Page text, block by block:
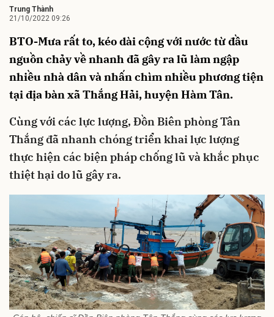
Trung Thành
21/10/2022 09:26
BTO-Mưa rất to, kéo dài cộng với nước từ đầu
nguồn chảy về nhanh đã gây ra lũ làm ngập
nhiều nhà dân và nhấn chìm nhiều phương tiện
tại địa bàn xã Thắng Hải, huyện Hàm Tân.
Cùng với các lực lượng, Đồn Biên phòng Tân
Thắng đã nhanh chóng triển khai lực lượng
thực hiện các biện pháp chống lũ và khắc phục
thiệt hại do lũ gây ra.
Hủy Gửi